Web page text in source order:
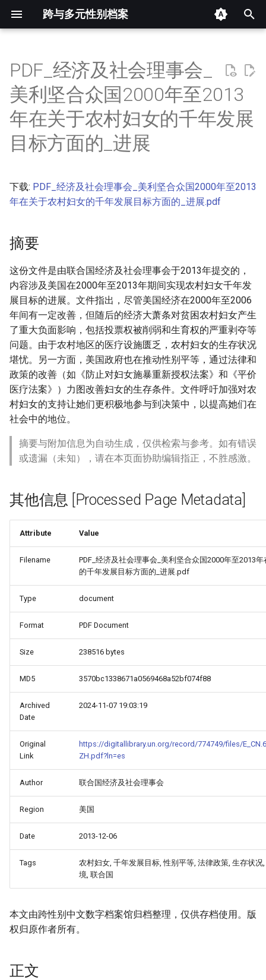
跨与多元性别档案
开
始
搜
摘要
其他信息 [Processed Page
Metadata]
正文
PDF_经济及社会理事会_
美利坚合众国2000年至2013
年在关于农村妇女的千年发展
目标方面的_进展
下载: PDF_经济及社会理事会_美利坚合众国2000年至2013
年在关于农村妇女的千年发展目标方面的_进展.pdf
摘要
这份文件是由联合国经济及社会理事会于2013年提交的，
内容涉及美国在2000年至2013年期间实现农村妇女千年发
展目标的进展。文件指出，尽管美国经济在2000年至2006
年间有一定改善，但随后的经济大萧条对贫困农村妇女产生
了重大负面影响，包括投票权被削弱和生育权的严重剥夺等
问题。由于农村地区的医疗设施匮乏，农村妇女的生存状况
堪忧。另一方面，美国政府也在推动性别平等，通过法律和
政策的改善（如《防止对妇女施暴重新授权法案》和《平价
医疗法案》）力图改善妇女的生存条件。文件呼吁加强对农
村妇女的支持让她们更积极地参与到决策中，以提高她们在
社会中的地位。
摘要与附加信息为自动生成，仅供检索与参考。如有错误
或遗漏（未知），请在本页面协助编辑指正，不胜感激。
其他信息 [Processed Page Metadata]
Attribute Value
Filename
PDF_经济及社会理事会_美利坚合众国2000年至2013
的千年发展目标方面的_进展.pdf
Type document
Format PDF Document
Size 238516 bytes
MD5 3570bc1338671a0569468a52bf074f88
Archived
Date
2024-11-07 19:03:19
Original
Link
https://digitallibrary.un.org/record/774749/files/
ZH.pdf?ln=es
Author 联合国经济及社会理事会
Region 美国
Date 2013-12-06
Tags
农村妇女, 千年发展目标, 性别平等, 法律政策, 生存状况
境, 联合国
本文由跨性别中文数字档案馆归档整理，仅供存档使用。版
权归原作者所有。
正文